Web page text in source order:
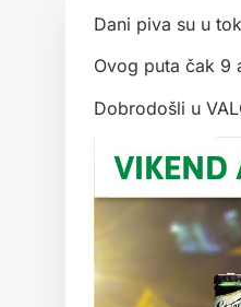
Dani piva su u
Ovog puta čak 9
Dobrodošli u